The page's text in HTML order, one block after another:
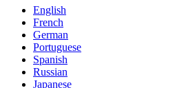
English
French
German
Portuguese
Spanish
Russian
Japanese